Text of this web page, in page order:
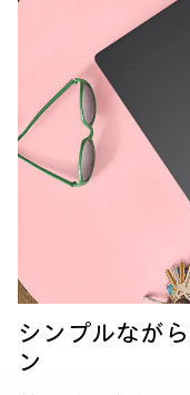
シンプルながら
ン